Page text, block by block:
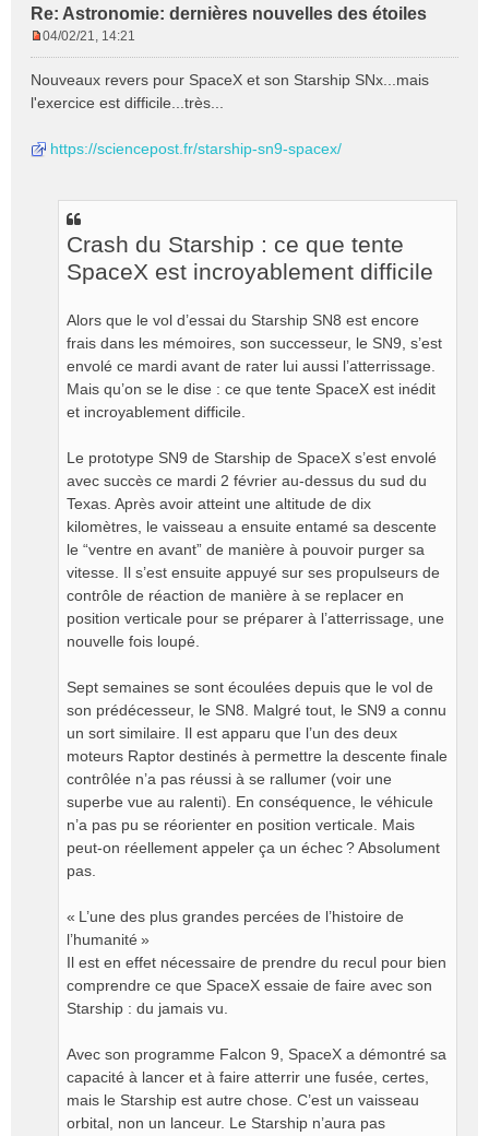
Re: Astronomie: dernières nouvelles des étoiles
s
s
g
04/02/21, 14:21
Nouveaux revers pour SpaceX et son Starship SNx...mais
l'exercice est difficile...très...
https://sciencepost.fr/starship-sn9-spacex/
Crash du Starship : ce que tente
SpaceX est incroyablement difficile
Alors que le vol d’essai du Starship SN8 est encore
frais dans les mémoires, son successeur, le SN9, s’est
envolé ce mardi avant de rater lui aussi l’atterrissage.
Mais qu’on se le dise : ce que tente SpaceX est inédit
et incroyablement difficile.
Le prototype SN9 de Starship de SpaceX s’est envolé
avec succès ce mardi 2 février au-dessus du sud du
Texas. Après avoir atteint une altitude de dix
kilomètres, le vaisseau a ensuite entamé sa descente
le “ventre en avant” de manière à pouvoir purger sa
vitesse. Il s’est ensuite appuyé sur ses propulseurs de
contrôle de réaction de manière à se replacer en
position verticale pour se préparer à l’atterrissage, une
nouvelle fois loupé.
Sept semaines se sont écoulées depuis que le vol de
son prédécesseur, le SN8. Malgré tout, le SN9 a connu
un sort similaire. Il est apparu que l’un des deux
moteurs Raptor destinés à permettre la descente finale
contrôlée n’a pas réussi à se rallumer (voir une
superbe vue au ralenti). En conséquence, le véhicule
n’a pas pu se réorienter en position verticale. Mais
peut-on réellement appeler ça un échec ? Absolument
pas.
« L’une des plus grandes percées de l’histoire de
l’humanité »
Il est en effet nécessaire de prendre du recul pour bien
comprendre ce que SpaceX essaie de faire avec son
Starship : du jamais vu.
Avec son programme Falcon 9, SpaceX a démontré sa
capacité à lancer et à faire atterrir une fusée, certes,
mais le Starship est autre chose. C’est un vaisseau
orbital, non un lanceur. Le Starship n’aura pas